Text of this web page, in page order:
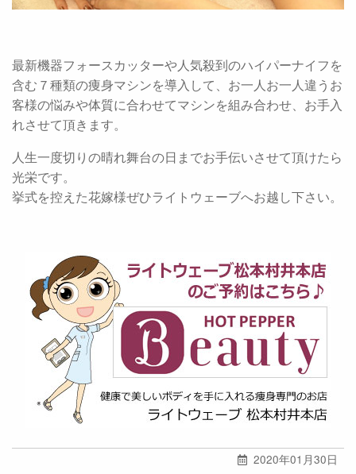
最新機器フォースカッターや人気殺到のハイパーナイフを
含む７種類の痩身マシンを導入して、お一人お一人違うお
客様の悩みや体質に合わせてマシンを組み合わせ、お手入
れさせて頂きます。
人生一度切りの晴れ舞台の日までお手伝いさせて頂けたら
光栄です。
挙式を控えた花嫁様ぜひライトウェーブへお越し下さい。
2020年01月30日